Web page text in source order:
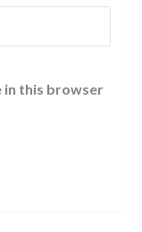
in this browser